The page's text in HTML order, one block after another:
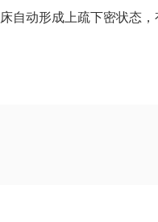
自动形成上疏下密状态